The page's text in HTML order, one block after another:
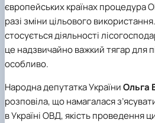
європейських країнах процедура
разі зміни цільового
стосується діяльності
це надзвичайно важкий тягар для
особливо.
Народна депутатка УкраїниОльга
розповіла, що намагалася
в Україні ОВД, якість проведення